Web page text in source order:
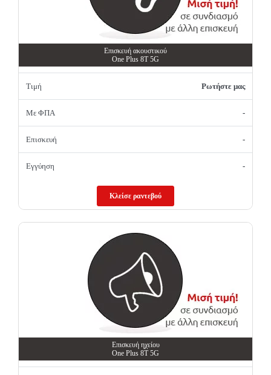
Επισκευή ακουστικού
One Plus 8T 5G
Τιμή Ρωτήστε μας
Με ΦΠΑ -
Επισκευή -
Εγγύηση -
Κλείσε ραντεβού
Επισκευή ηχείου
One Plus 8T 5G